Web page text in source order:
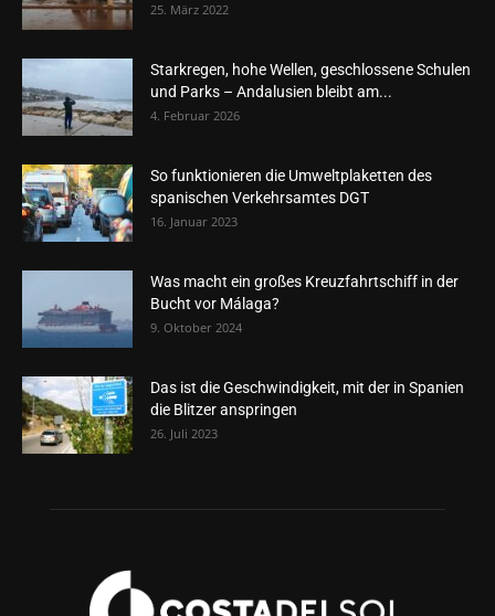
25. März 2022
Starkregen, hohe Wellen, geschlossene Schulen
und Parks – Andalusien bleibt am...
4. Februar 2026
So funktionieren die Umweltplaketten des
spanischen Verkehrsamtes DGT
16. Januar 2023
Was macht ein großes Kreuzfahrtschiff in der
Bucht vor Málaga?
9. Oktober 2024
Das ist die Geschwindigkeit, mit der in Spanien
die Blitzer anspringen
26. Juli 2023